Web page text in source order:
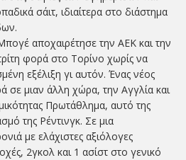
σάιτ, ιδιαίτερα στο διάστημα
αποχαιρέτησε την ΑΕΚ και την
φορά στο Τορίνο χωρίς να
εξέλιξη γι αυτόν. Ένας νέος
σε μιαν άλλη χώρα, την Αγγλία και
Πρωτάθλημα, αυτό της
της Ρέντινγκ. Σε μια
με ελάχιστες αξιόλογες
2γκολ και 1 ασίστ στο γενικό